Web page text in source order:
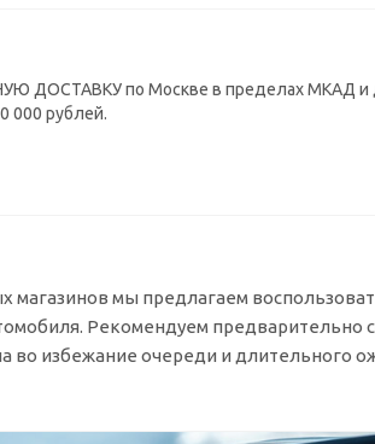
ДОСТАВКУ по Москве в пределах МКАД и
000 рублей.
магазинов мы предлагаем
Рекомендуем предварительно
во избежание очереди и длительного